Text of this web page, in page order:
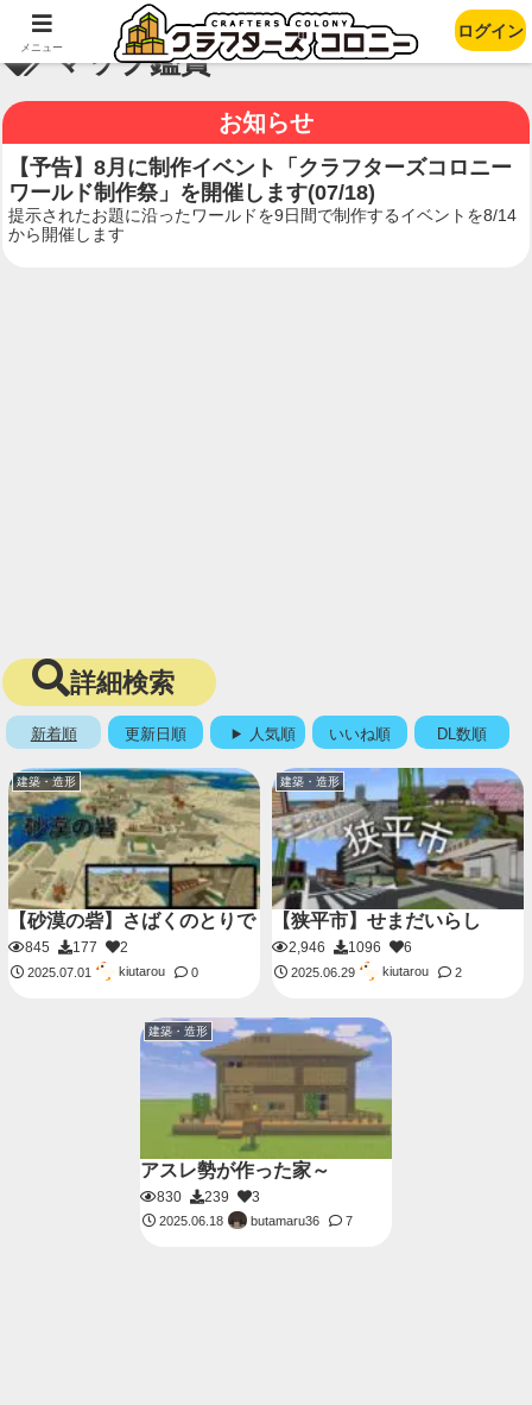
マップ鑑賞
お知らせ
【予告】8月に制作イベント「クラフターズコロニー
ワールド制作祭」を開催します(07/18)
提示されたお題に沿ったワールドを9日間で制作するイベントを8/14
から開催します
詳細検索
新着順 更新日順 人気順 いいね順 DL数順
建築・造形
【砂漠の砦】さばくのとりで
845 177 2
2025.07.01 kiutarou 0
建築・造形
【狭平市】せまだいらし
2,946 1096 6
2025.06.29 kiutarou 2
建築・造形
アスレ勢が作った家～
830 239 3
2025.06.18 butamaru36 7
メニュー
ログイン